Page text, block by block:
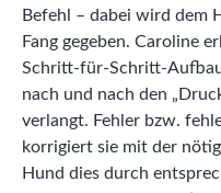
Befehl – dabei wird dem
Fang gegeben. Caroline
Schritt-für-Schritt-
nach und nach den
verlangt. Fehler bzw.
korrigiert sie mit der
Hund dies durch